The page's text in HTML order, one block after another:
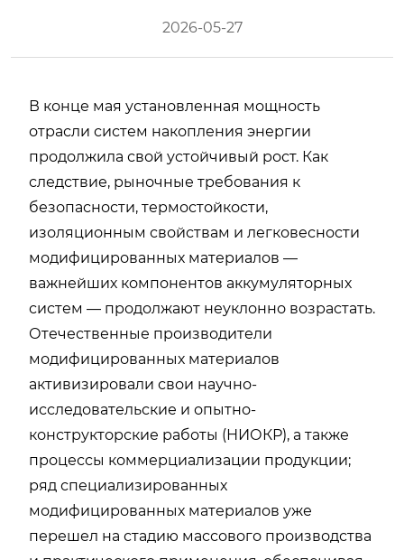
2026-05-27
В конце мая установленная мощность
отрасли систем накопления энергии
продолжила свой устойчивый рост. Как
следствие, рыночные требования к
безопасности, термостойкости,
изоляционным свойствам и легковесности
модифицированных материалов —
важнейших компонентов аккумуляторных
систем — продолжают неуклонно возрастать.
Отечественные производители
модифицированных материалов
активизировали свои научно-
исследовательские и опытно-
конструкторские работы (НИОКР), а также
процессы коммерциализации продукции;
ряд специализированных
модифицированных материалов уже
перешел на стадию массового производства